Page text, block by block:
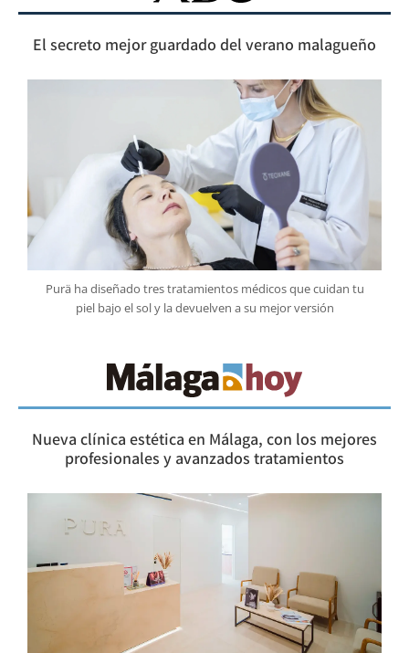
El secreto mejor guardado del verano malagueño
Purä ha diseñado tres tratamientos médicos que cuidan tu
piel bajo el sol y la devuelven a su mejor versión
Nueva clínica estética en Málaga, con los mejores
profesionales y avanzados tratamientos